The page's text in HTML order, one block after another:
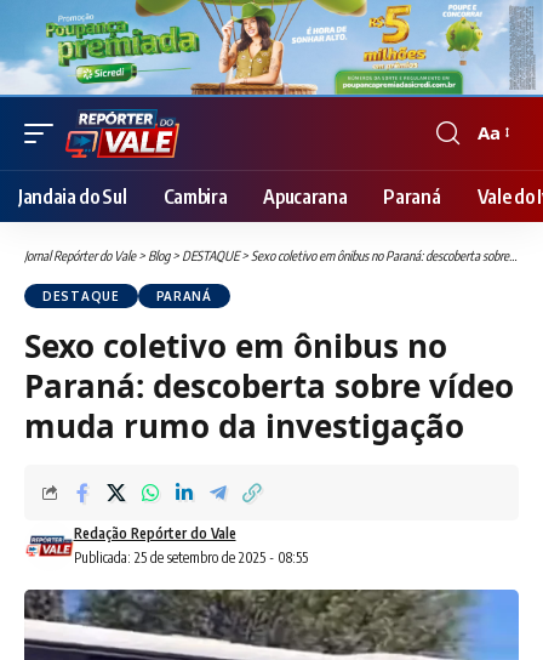
Font
Resizer
Aa
Jandaia do Sul Cambira Apucarana Paraná Vale do
Jornal Repórter do Vale> Blog> DESTAQUE> Sexo coletivo em ônibus no Paraná: descoberta sobre vídeo muda rumo da investigação
DESTAQUE PARANÁ
Sexo coletivo em ônibus no
Paraná: descoberta sobre vídeo
muda rumo da investigação
Publicada: 25 de setembro de 2025 - 08:55
Redação Repórter do Vale